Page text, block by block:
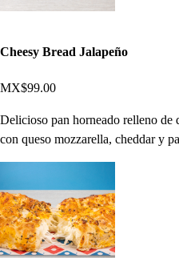
Cheesy Bread Jalapeño
MX$99.00
Delicioso pan horneado relleno de
con queso mozzarella, cheddar y